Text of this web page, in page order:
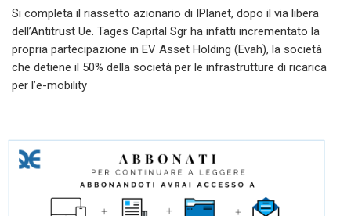
Si completa il riassetto azionario di IPlanet, dopo il via libera
dell’Antitrust Ue. Tages Capital Sgr ha infatti incrementato la
propria partecipazione in EV Asset Holding (Evah), la società
che detiene il 50% della società per le infrastrutture di ricarica
per l’e-mobility